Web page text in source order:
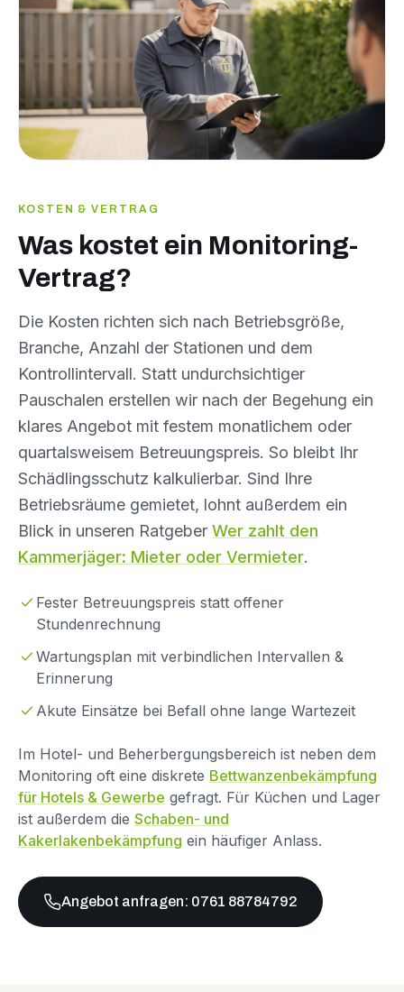
KOSTEN & VERTRAG
Was kostet ein Monitoring-
Vertrag?
Die Kosten richten sich nach Betriebsgröße,
Branche, Anzahl der Stationen und dem
Kontrollintervall. Statt undurchsichtiger
Pauschalen erstellen wir nach der Begehung ein
klares Angebot mit festem monatlichem oder
quartalsweisem Betreuungspreis. So bleibt Ihr
Schädlingsschutz kalkulierbar. Sind Ihre
Betriebsräume gemietet, lohnt außerdem ein
Blick in unseren Ratgeber Wer zahlt den
Kammerjäger: Mieter oder Vermieter.
Fester Betreuungspreis statt offener
Stundenrechnung
Wartungsplan mit verbindlichen Intervallen &
Erinnerung
Akute Einsätze bei Befall ohne lange Wartezeit
Im Hotel- und Beherbergungsbereich ist neben dem
Monitoring oft eine diskrete Bettwanzenbekämpfung
für Hotels & Gewerbe gefragt. Für Küchen und Lager
ist außerdem die Schaben- und
Kakerlakenbekämpfung ein häufiger Anlass.
Angebot anfragen: 0761 88784792